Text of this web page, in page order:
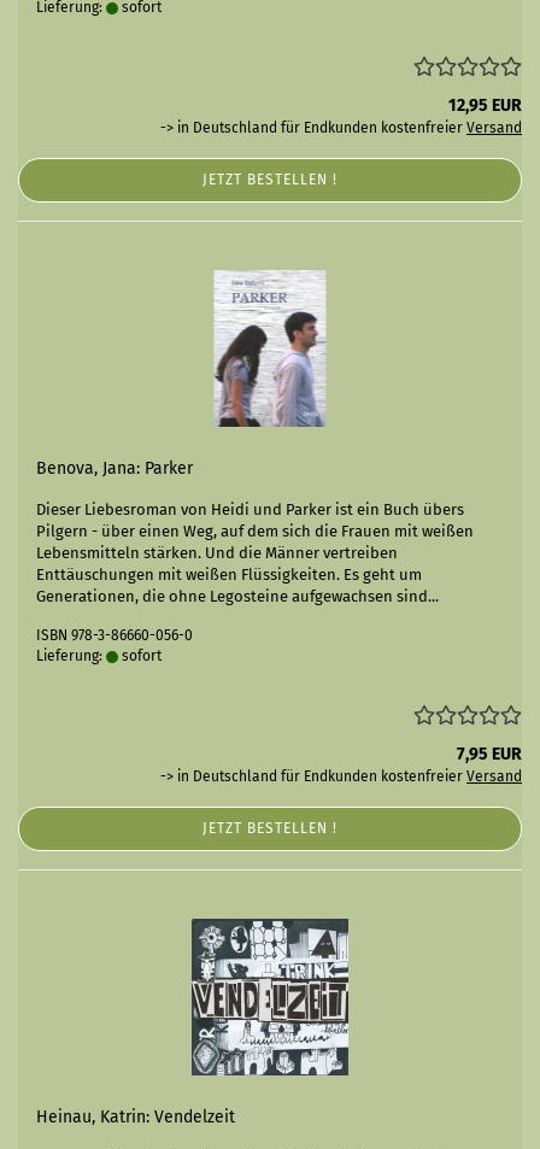
Lieferung:
sofort
12,95 EUR
-> in Deutschland für Endkunden kostenfreier Versand
JETZT BESTELLEN !
Benova, Jana: Parker
Dieser Liebesroman von Heidi und Parker ist ein Buch übers
Pilgern - über einen Weg, auf dem sich die Frauen mit weißen
Lebensmitteln stärken. Und die Männer vertreiben
Enttäuschungen mit weißen Flüssigkeiten. Es geht um
Generationen, die ohne Legosteine aufgewachsen sind...
ISBN 978-3-86660-056-0
Lieferung:
sofort
7,95 EUR
-> in Deutschland für Endkunden kostenfreier Versand
JETZT BESTELLEN !
Heinau, Katrin: Vendelzeit